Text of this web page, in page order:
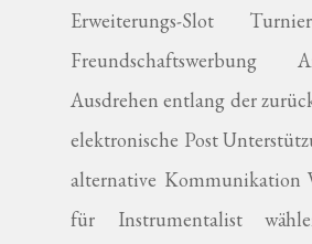
Erweiterungs-Slot
Ausdrehen entlang der
elektronische Post
alternative Kommunikation
für Instrumentalist